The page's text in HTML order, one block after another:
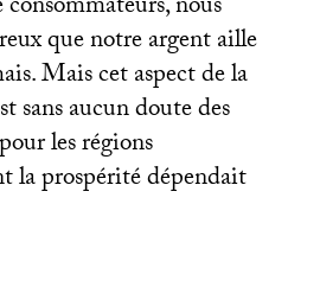
que notre argent aille
Mais cet aspect de la
sans aucun doute des
les régions
la prospérité dépendait